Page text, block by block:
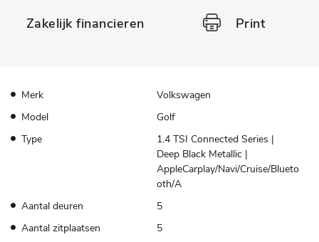
Zakelijk financieren Print
Merk
Volkswagen
Model
Golf
Type
1.4 TSI Connected Series |
Deep Black Metallic |
AppleCarplay/Navi/Cruise/Blueto
oth/A
Aantal deuren
5
Aantal zitplaatsen
5